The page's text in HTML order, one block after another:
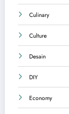
Culinary
Culture
Desain
DIY
Economy